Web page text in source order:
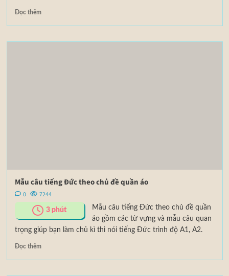
Đọc thêm
Mẫu câu tiếng Đức theo chủ đề quần áo
0 7244
3 phút
Mẫu câu tiếng Đức theo chủ đề quần
áo gồm các từ vựng và mẫu câu quan
trọng giúp bạn làm chủ kì thi nói tiếng Đức trình độ A1, A2.
Đọc thêm